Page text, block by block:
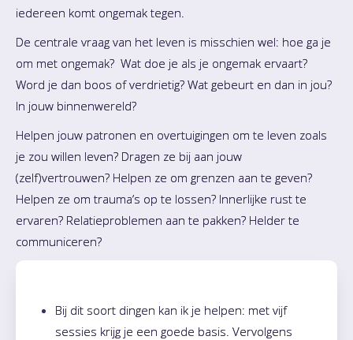
iedereen komt ongemak tegen.
De centrale vraag van het leven is misschien wel: hoe ga je
om met ongemak? Wat doe je als je ongemak ervaart?
Word je dan boos of verdrietig? Wat gebeurt en dan in jou?
In jouw binnenwereld?
Helpen jouw patronen en overtuigingen om te leven zoals
je zou willen leven? Dragen ze bij aan jouw
(zelf)vertrouwen? Helpen ze om grenzen aan te geven?
Helpen ze om trauma’s op te lossen? Innerlijke rust te
ervaren? Relatieproblemen aan te pakken? Helder te
communiceren?
Bij dit soort dingen kan ik je helpen: met vijf
sessies krijg je een goede basis. Vervolgens